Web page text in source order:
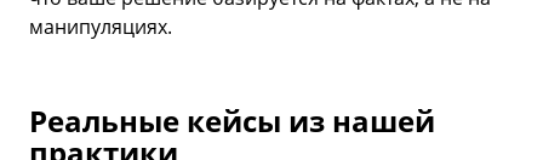
манипуляциях.
Реальные кейсы из нашей